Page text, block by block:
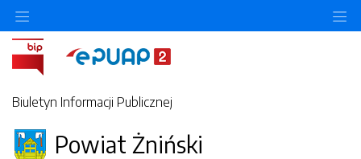
Biuletyn Informacji Publicznej
Powiat Żniński